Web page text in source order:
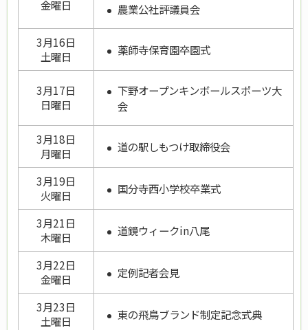
金曜日
農業公社評議員会
3月16日
土曜日
薬師寺保育園卒園式
3月17日
日曜日
下野オープンキンボールスポーツ大
会
3月18日
月曜日
道の駅しもつけ取締役会
3月19日
火曜日
国分寺西小学校卒業式
3月21日
木曜日
道鏡ウィークin八尾
3月22日
金曜日
定例記者会見
3月23日
土曜日
東の飛鳥ブランド制定記念式典